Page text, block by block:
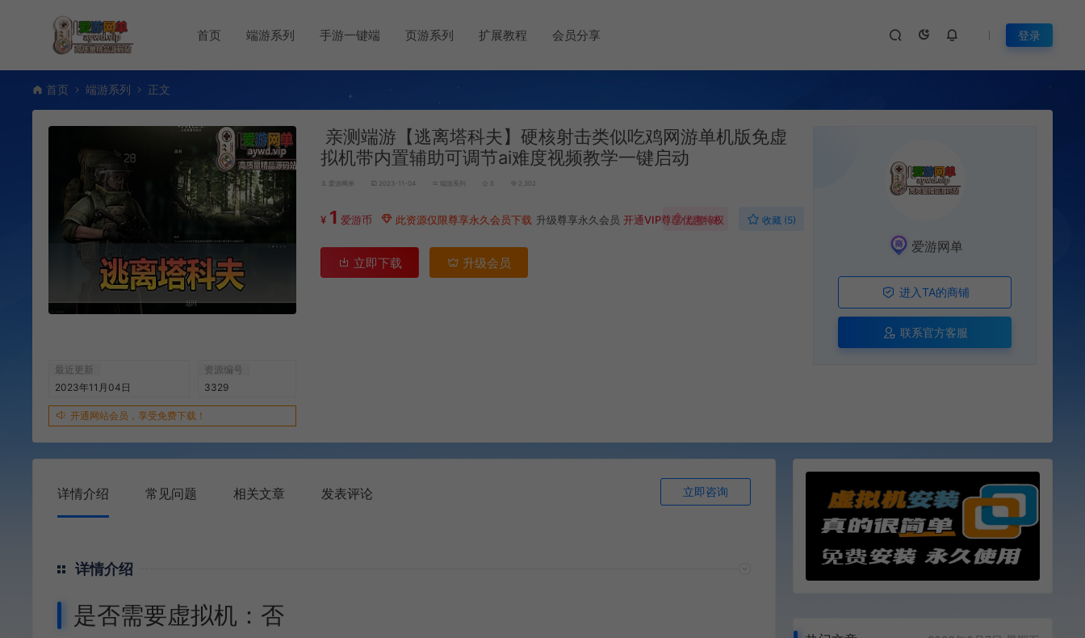
首页 端游系列 手游一键端 页游系列 扩展教程 会员分享 登录
首页 端游系列 正文
最近更新
2023年11月04日
资源编号
3329
开通网站会员，享受免费下载！
亲测端游【逃离塔科夫】硬核射击类似吃鸡网游单机版免虚
拟机带内置辅助可调节ai难度视频教学一键启动
爱游网单 2023-11-04 端游系列 5 2,302
¥ 1 爱游币 此资源仅限尊享永久会员下载 升级尊享永久会员 开通VIP尊享优惠特权
点赞 (8) 收藏 (5)
立即下载 升级会员
爱游网单
进入TA的商铺
联系官方客服
详情介绍 常见问题 相关文章 发表评论 立即咨询
详情介绍
是否需要虚拟机：否